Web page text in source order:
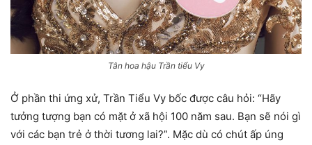
Tân hoa hậu Trần tiểu Vy
Ở phần thi ứng xử, Trần Tiểu Vy bốc được câu hỏi: “Hãy
tưởng tượng bạn có mặt ở xã hội 100 năm sau. Bạn sẽ nói gì
với các bạn trẻ ở thời tương lai?”. Mặc dù có chút ấp úng